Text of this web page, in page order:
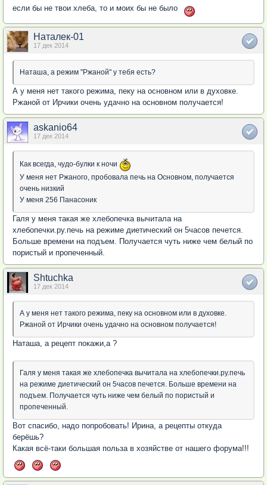
если бы не твои хлеба, то и моих бы не было
Наталек-01
17 дек 2014
Наташа, а режим "Ржаной" у тебя есть?
А у меня нет такого режима, пеку на основном или в духовке.
Ржаной от Ирчики очень удачно на основном получается!
askanio64
17 дек 2014
Как всегда, чудо-булки к ночи
У меня нет Ржаного, пробовала печь на Основном, получается
очень низкий
У меня 256 Панасоник
Галя у меня такая же хлебопечка вычитала на
хлебопечки.ру.печь на режиме диетический он 5часов печется.
Больше времени на подъем. Получается чуть ниже чем белый по
пористый и пропеченный.
Shtuchka
17 дек 2014
А у меня нет такого режима, пеку на основном или в духовке.
Ржаной от Ирчики очень удачно на основном получается!
Наташа, а рецепт покажи,а ?
Галя у меня такая же хлебопечка вычитала на хлебопечки.ру.печь
на режиме диетический он 5часов печется. Больше времени на
подъем. Получается чуть ниже чем белый по пористый и
пропеченный.
Вот спасибо, надо попробовать! Ирина, а рецепты откуда
берёшь?
Какая всё-таки большая польза в хозяйстве от нашего форума!!!